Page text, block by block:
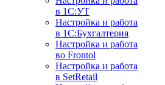
в 1С:УТ
Настройка и работа
в 1С:Бухгалтерия
Настройка и работа
во Frontol
Настройка и работа
в SetRetail